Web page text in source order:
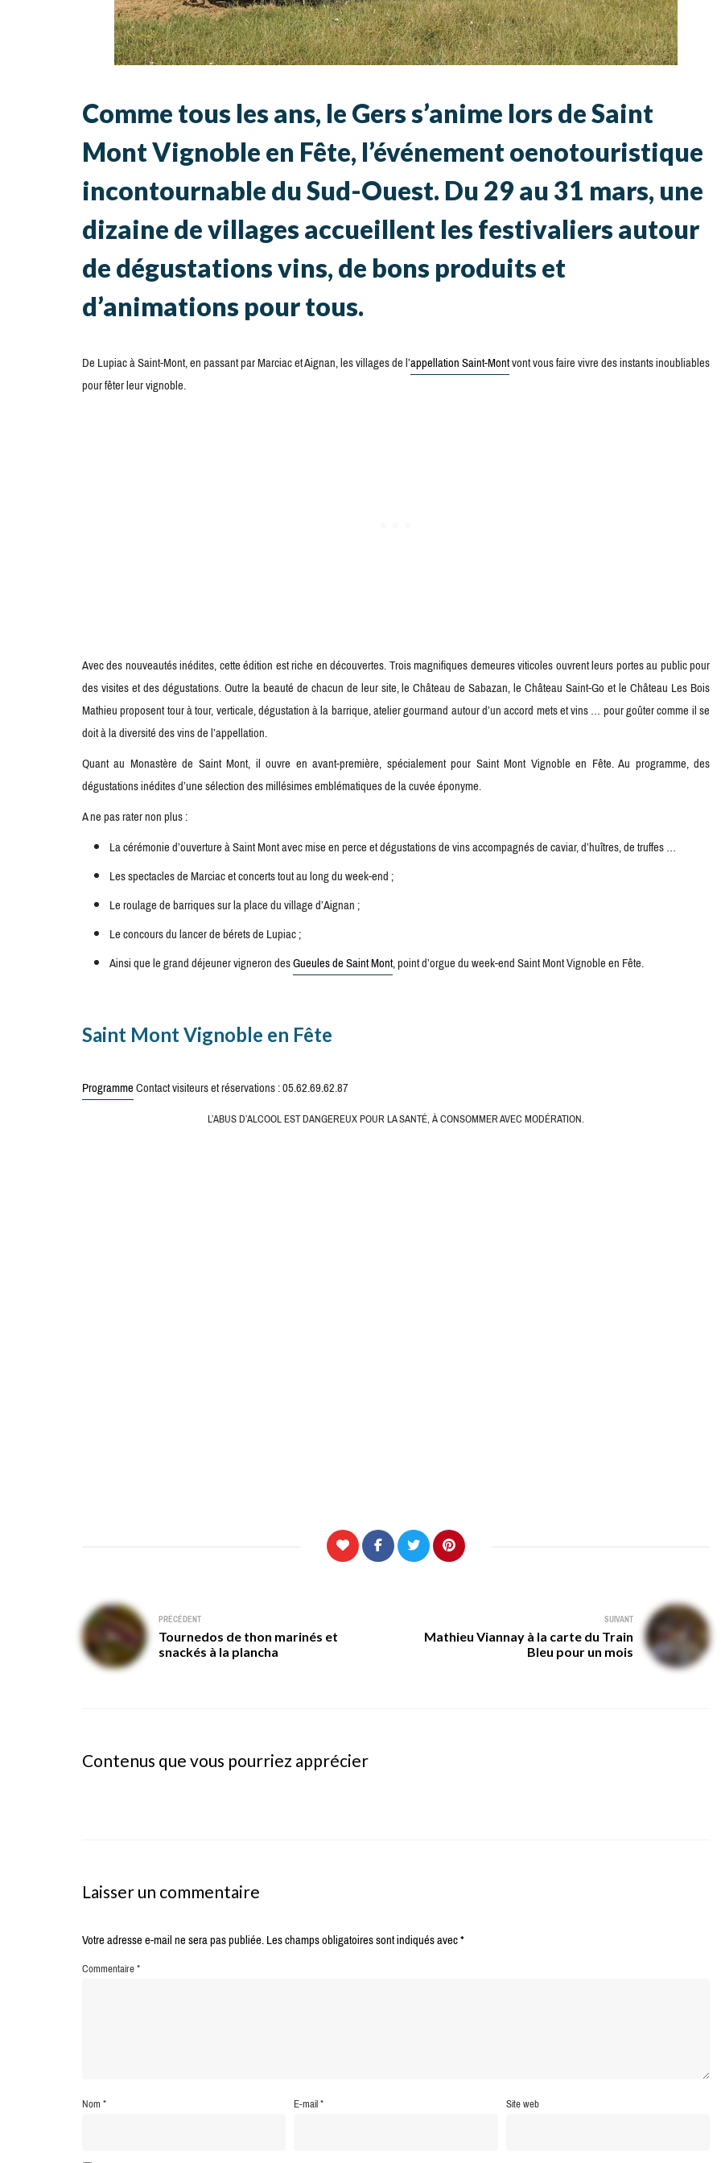
Comme tous les ans, le Gers s’anime lors de Saint
Mont Vignoble en Fête, l’événement oenotouristique
incontournable du Sud-Ouest. Du 29 au 31 mars, une
dizaine de villages accueillent les festivaliers autour
de dégustations vins, de bons produits et
d’animations pour tous.
De Lupiac à Saint-Mont, en passant par Marciac et Aignan, les villages de l’appellation Saint-Montvont vous faire vivre des instants inoubliables
pour fêter leur vignoble.
Avec des nouveautés inédites, cette édition est riche en découvertes. Trois magnifiques demeures viticoles ouvrent leurs portes au public pour
des visites et des dégustations. Outre la beauté de chacun de leur site, le Château de Sabazan, le Château Saint-Go et le Château Les Bois
Mathieu proposent tour à tour, verticale, dégustation à la barrique, atelier gourmand autour d’un accord mets et vins … pour goûter comme il se
doit à la diversité des vins de l’appellation.
Quant au Monastère de Saint Mont, il ouvre en avant-première, spécialement pour Saint Mont Vignoble en Fête. Au programme, des
dégustations inédites d’une sélection des millésimes emblématiques de la cuvée éponyme.
A ne pas rater non plus :
La cérémonie d’ouverture à Saint Mont avec mise en perce et dégustations de vins accompagnés de caviar, d’huîtres, de truffes …
Les spectacles de Marciac et concerts tout au long du week-end ;
Le roulage de barriques sur la place du village d’Aignan ;
Le concours du lancer de bérets de Lupiac ;
Ainsi que le grand déjeuner vigneron desGueules de Saint Mont, point d’orgue du week-end Saint Mont Vignoble en Fête.
Saint Mont Vignoble en Fête
ProgrammeContact visiteurs et réservations : 05.62.69.62.87
L’ABUS D’ALCOOL EST DANGEREUX POUR LA SANTÉ, À CONSOMMER AVEC MODÉRATION.
Navigation
de
l’article
PRÉCÉDENT
Tournedos de thon marinés et
snackés à la plancha
SUIVANT
Mathieu Viannay à la carte du Train
Bleu pour un mois
Contenus que vous pourriez apprécier
Laisser un commentaire
Votre adresse e-mail ne sera pas publiée.Les champs obligatoires sont indiqués avec*
Commentaire*
Nom* E-mail* Site web